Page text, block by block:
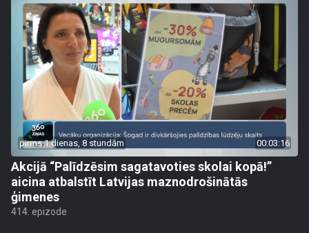
pirms 1 dienas, 8 stundām 00:03:16
Akcijā “Palīdzēsim sagatavoties skolai kopā!”
aicina atbalstīt Latvijas maznodrošinātās
ģimenes
414. epizode